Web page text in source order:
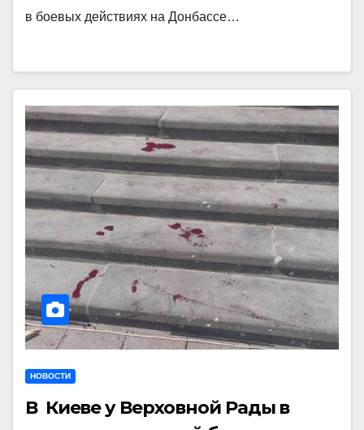
в боевых действиях на Донбассе…
НОВОСТИ
В Киеве у Верховной Рады в